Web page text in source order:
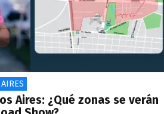
Aires: ¿Qué zonas se verán